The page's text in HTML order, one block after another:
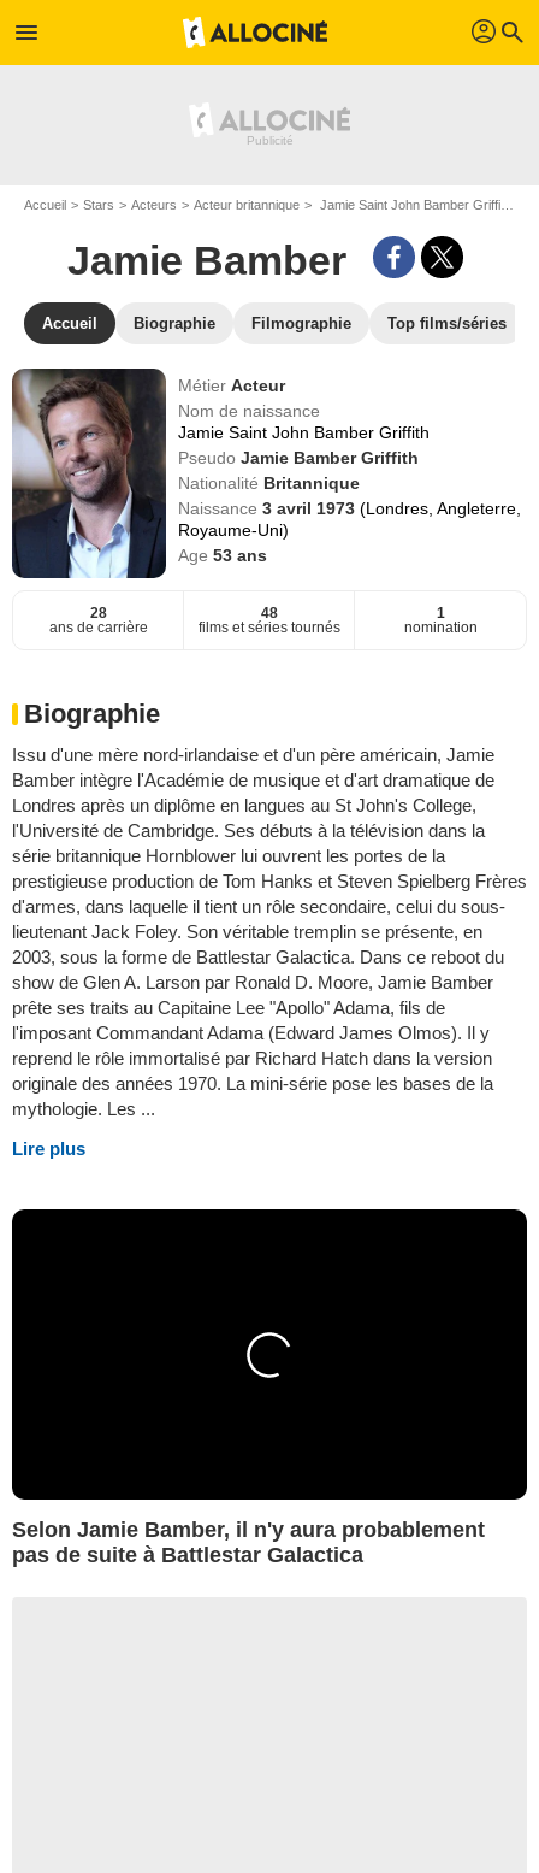
menu profil search
Accueil Stars Acteurs Acteur britannique Jamie Saint John Bamber Griffith dit Jamie Bamber
Jamie Bamber
Accueil Biographie Filmographie Top films/séries
MétierActeur
Nom de naissance
Jamie Saint John Bamber Griffith
PseudoJamie Bamber Griffith
Nationalité Britannique
Naissance3 avril 1973(Londres, Angleterre,
Royaume-Uni)
Age53 ans
28
ans de carrière
48
films et séries tournés
1
nomination
Biographie
Issu d'une mère nord-irlandaise et d'un père américain, Jamie
Bamber intègre l'Académie de musique et d'art dramatique de
Londres après un diplôme en langues au St John's College,
l'Université de Cambridge. Ses débuts à la télévision dans la
série britannique Hornblower lui ouvrent les portes de la
prestigieuse production de Tom Hanks et Steven Spielberg Frères
d'armes, dans laquelle il tient un rôle secondaire, celui du sous-
lieutenant Jack Foley. Son véritable tremplin se présente, en
2003, sous la forme de Battlestar Galactica. Dans ce reboot du
show de Glen A. Larson par Ronald D. Moore, Jamie Bamber
prête ses traits au Capitaine Lee "Apollo" Adama, fils de
l'imposant Commandant Adama (Edward James Olmos). Il y
reprend le rôle immortalisé par Richard Hatch dans la version
originale des années 1970. La mini-série pose les bases de la
mythologie. Les ...
Lire plus
Selon Jamie Bamber, il n'y aura probablement
pas de suite à Battlestar Galactica